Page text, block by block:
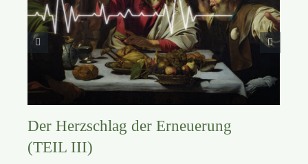
Der Herzschlag der Erneuerung
(TEIL III)